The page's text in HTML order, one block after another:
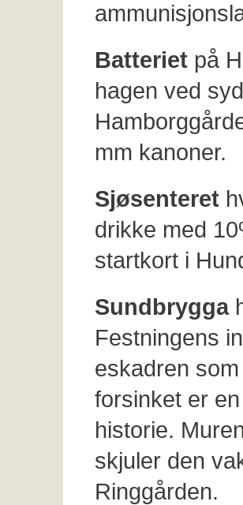
Batteriet på
hagen ved
mm kanoner.
Sjøsenteret
drikke med
startkort i
Sundbrygga
Festningens
eskadren
forsinket er
historie.
skjuler den
Ringgården.